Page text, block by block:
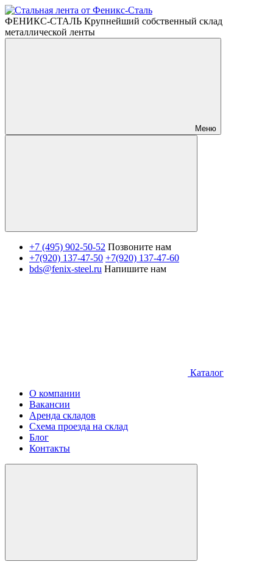
ФЕНИКС-СТАЛЬ Крупнейший собственный склад
металлической ленты
Меню
+7 (495) 902-50-52 Позвоните нам
+7(920) 137-47-50 +7(920) 137-47-60
bds@fenix-steel.ru Напишите нам
Каталог
О компании
Вакансии
Аренда складов
Схема проезда на склад
Блог
Контакты